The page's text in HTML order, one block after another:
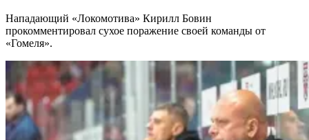
Нападающий «Локомотива» Кирилл Бовин
прокомментировал сухое поражение своей команды от
«Гомеля».